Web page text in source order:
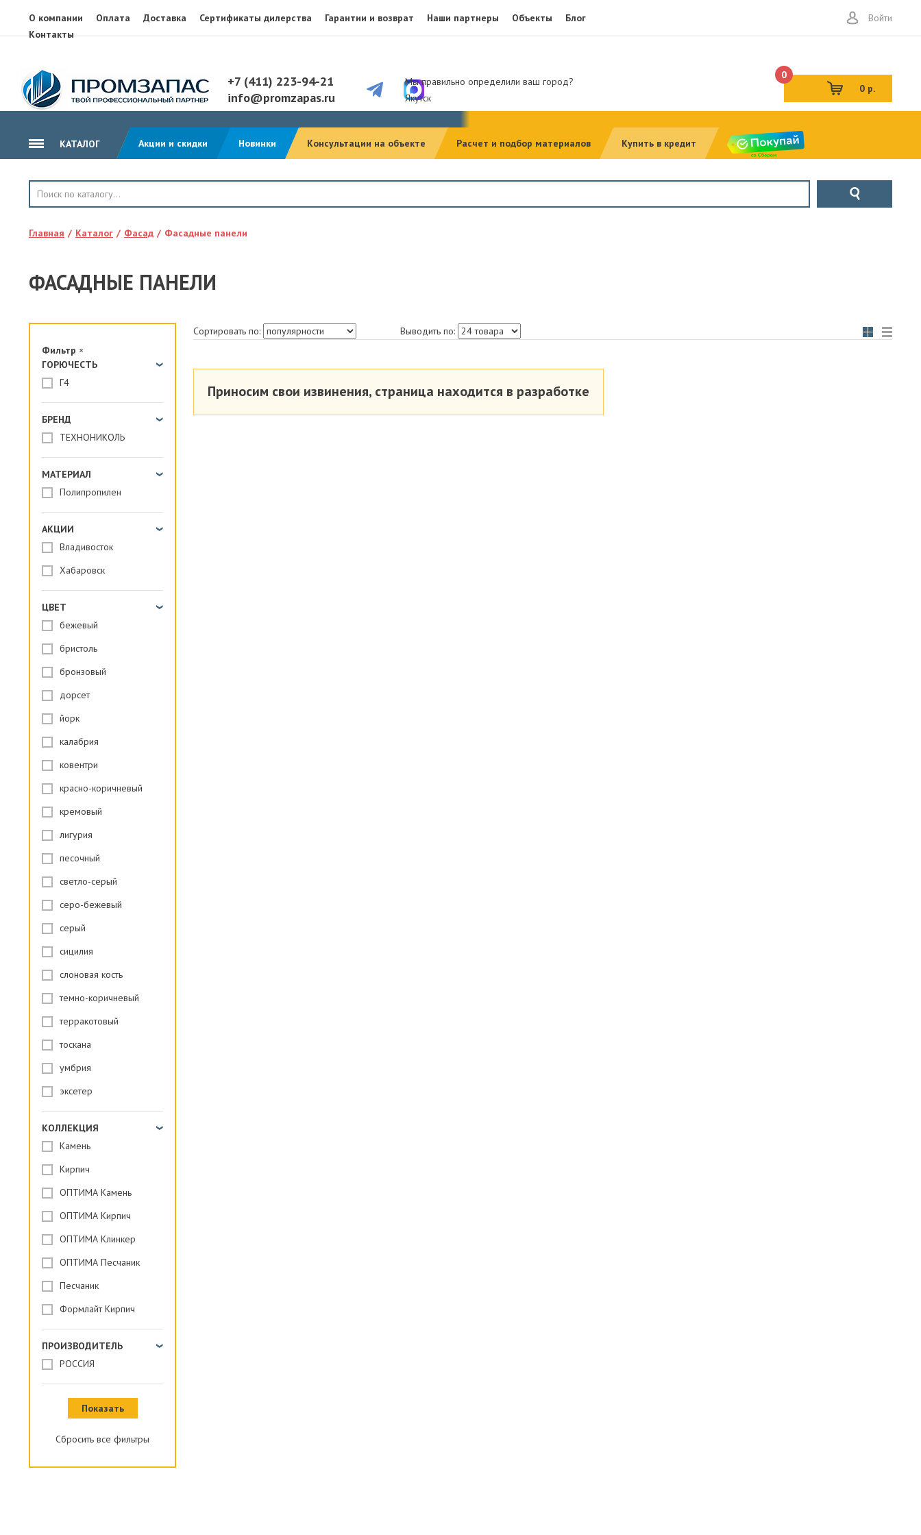
О компании Оплата Доставка Сертификаты дилерства Гарантии и возврат Наши партнеры Объекты
Блог
Контакты
Войти
+7 (411) 223-94-21
info@promzapas.ru
Мы правильно определили ваш город?
Якутск
0
0 р.
КАТАЛОГ Акции и скидки Новинки Консультации на объекте Расчет и подбор материалов Купить в кредит
ГИДРОИЗОЛЯЦИЯ
ТЕПЛОИЗОЛЯЦИЯ
КЛЕЙ, ПЕНА, ГЕРМЕТИКИ
ПАРОИЗОЛЯЦИЯ И ГИДРОВЕТРОЗАЩИТА
ОГНЕЗАЩИТА, МАТЫ
ФАСАД
КРЕПЕЖИ
ГИДРОШПОНКИ
Главная Каталог Фасад Фасадные панели
ФАСАДНЫЕ ПАНЕЛИ
Фильтр ×
ГОРЮЧЕСТЬ
Г4
БРЕНД
ТЕХНОНИКОЛЬ
МАТЕРИАЛ
Полипропилен
АКЦИИ
Владивосток
Хабаровск
ЦВЕТ
бежевый
бристоль
бронзовый
дорсет
йорк
калабрия
ковентри
красно-коричневый
кремовый
лигурия
песочный
светло-серый
серо-бежевый
серый
сицилия
слоновая кость
темно-коричневый
терракотовый
тоскана
умбрия
эксетер
КОЛЛЕКЦИЯ
Камень
Кирпич
ОПТИМА Камень
ОПТИМА Кирпич
ОПТИМА Клинкер
ОПТИМА Песчаник
Песчаник
Формлайт Кирпич
ПРОИЗВОДИТЕЛЬ
РОССИЯ
Сортировать по: Выводить по:
Приносим свои извинения, страница находится в разработке